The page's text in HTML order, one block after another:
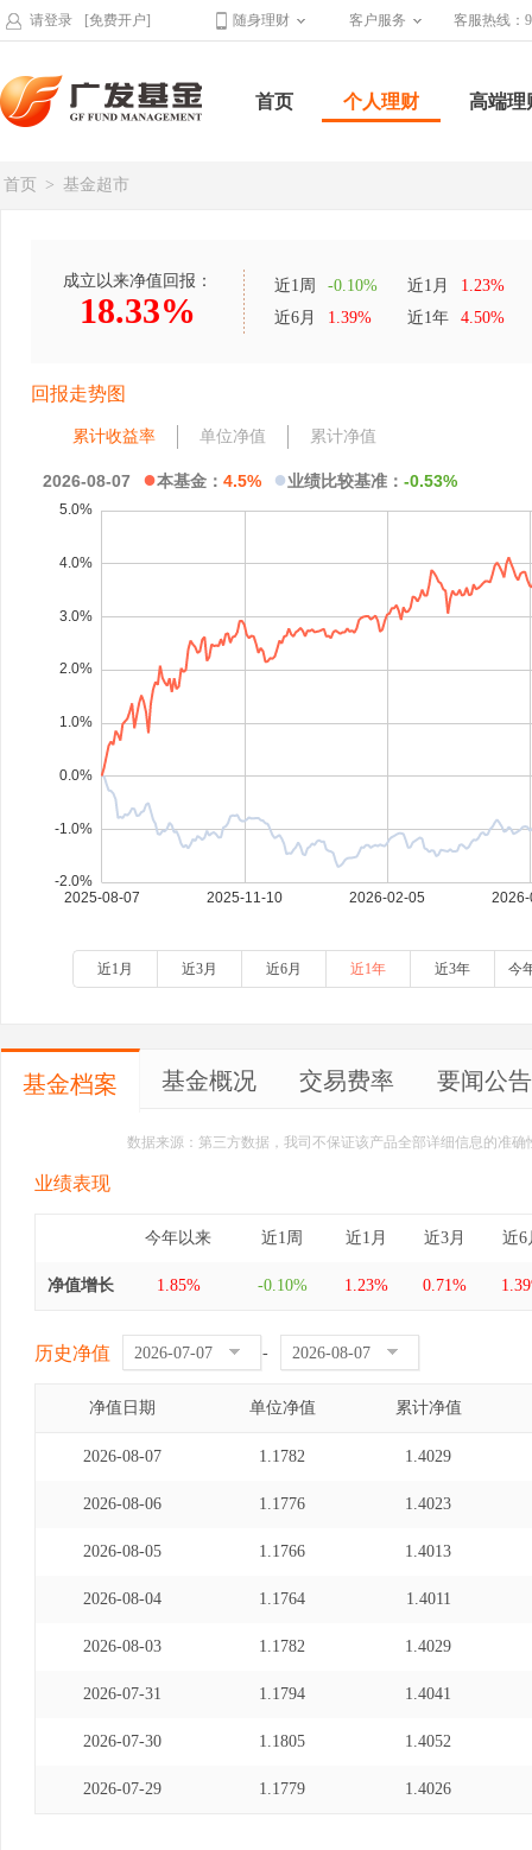
请登录 [免费开户] 随身理财 客户服务 客服热线：
首页 个人理财 高端理
首页 > 基金超市
成立以来净值回报：
18.33%
近1周 -0.10% 近1月
1.23%
近6月
1.39% 近1年 4.50%
回报走势图
累计收益率 单位净值 累计净值
2026-08-07 ●本基金： 4.5% ●业绩比较基准： -0.53%
近1月 近3月 近6月 近1年 近3年 今
基金档案 基金概况 交易费率 要闻公告
数据来源：第三方数据，我司不保证该产品全部详细信息的准
业绩表现
今年以来 近1周 近1月 近3月 近6
净值增长 1.85% -0.10% 1.23% 0.71%
历史净值 -
净值日期 单位净值 累计净值
2026-08-07 1.1782 1.4029
2026-08-06 1.1776 1.4023
2026-08-05 1.1766 1.4013
2026-08-04 1.1764 1.4011
2026-08-03 1.1782 1.4029
2026-07-31 1.1794 1.4041
2026-07-30 1.1805 1.4052
2026-07-29 1.1779 1.4026